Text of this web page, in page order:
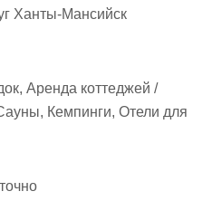
Ханты-Мансийск
Аренда коттеджей /
Кемпинги, Отели для